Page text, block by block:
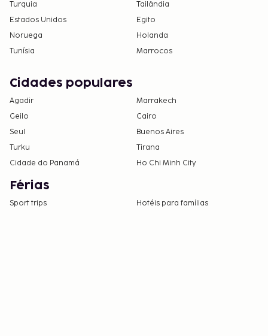
Turquia
Tailândia
Estados Unidos
Egito
Noruega
Holanda
Tunísia
Marrocos
Cidades populares
Agadir
Marrakech
Geilo
Cairo
Seul
Buenos Aires
Turku
Tirana
Cidade do Panamá
Ho Chi Minh City
Férias
Sport trips Hotéis para famílias